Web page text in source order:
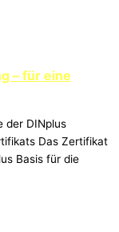
– für eine
der DINplus
Das Zertifikat
Basis für die